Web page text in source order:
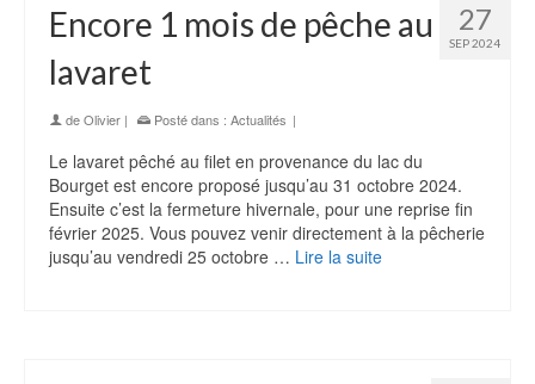
27
SEP 2024
Encore 1 mois de pêche au
lavaret
deOlivier | Posté dans : Actualités |
Le lavaret pêché au filet en provenance du lac du
Bourget est encore proposé jusqu’au 31 octobre 2024.
Ensuite c’est la fermeture hivernale, pour une reprise fin
février 2025. Vous pouvez venir directement à la pêcherie
jusqu’au vendredi 25 octobre … Lire la suite